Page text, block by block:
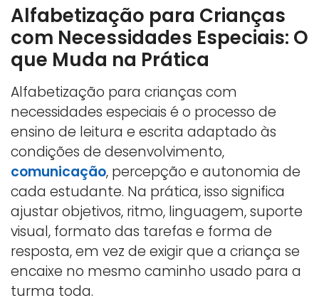
Alfabetização para Crianças
com Necessidades Especiais: O
que Muda na Prática
Alfabetização para crianças com
necessidades especiais é o processo de
ensino de leitura e escrita adaptado às
condições de desenvolvimento,
comunicação, percepção e autonomia de
cada estudante. Na prática, isso significa
ajustar objetivos, ritmo, linguagem, suporte
visual, formato das tarefas e forma de
resposta, em vez de exigir que a criança se
encaixe no mesmo caminho usado para a
turma toda.